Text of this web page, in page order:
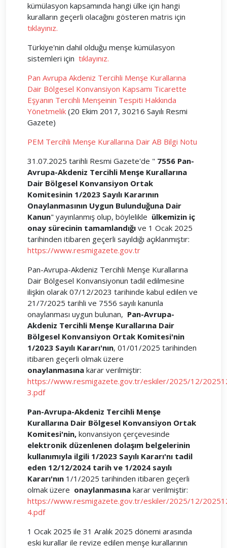
kümülasyon kapsamında hangi ülke için hangi
kuralların geçerli olacağını gösteren matris için
tıklayınız.
Türkiye'nin dahil olduğu menşe kümülasyon
sistemleri için tıklayınız.
Pan Avrupa Akdeniz Tercihli Menşe Kurallarına
Dair Bölgesel Konvansiyon Kapsamı Ticarette
Eşyanın Tercihli Menşeinin Tespiti Hakkında
Yönetmelik (20 Ekim 2017, 30216 Sayılı Resmi
Gazete)
PEM Tercihli Menşe Kurallarına Dair AB Bilgi Notu
31.07.2025 tarihli Resmi Gazete'de " 7556 Pan-
Avrupa-Akdeniz Tercihli Menşe Kurallarına
Dair Bölgesel Konvansiyon Ortak
Komitesinin 1/2023 Sayılı Kararının
Onaylanmasının Uygun Bulunduğuna Dair
Kanun" yayınlanmış olup, böylelikle ülkemizin iç
onay sürecinin tamamlandığı ve 1 Ocak 2025
tarihinden itibaren geçerli sayıldığı açıklanmıştır:
https://www.resmigazete.gov.tr
Pan-Avrupa-Akdeniz Tercihli Menşe Kurallarına
Dair Bölgesel Konvansiyonun tadil edilmesine
ilişkin olarak 07/12/2023 tarihinde kabul edilen ve
21/7/2025 tarihli ve 7556 sayılı kanunla
onaylanması uygun bulunan, Pan-Avrupa-
Akdeniz Tercihli Menşe Kurallarına Dair
Bölgesel Konvansiyon Ortak Komitesi'nin
1/2023 Sayılı Kararı'nın, 01/01/2025 tarihinden
itibaren geçerli olmak üzere
onaylanmasına karar verilmiştir:
https://www.resmigazete.gov.tr/eskiler/2025/12/
3.pdf
Pan-Avrupa-Akdeniz Tercihli Menşe
Kurallarına Dair Bölgesel Konvansiyon Ortak
Komitesi'nin, konvansiyon çerçevesinde
elektronik düzenlenen dolaşım belgelerinin
kullanımıyla ilgili 1/2023 Sayılı Kararı'nı tadil
eden 12/12/2024 tarih ve 1/2024 sayılı
Kararı'nın 1/1/2025 tarihinden itibaren geçerli
olmak üzere onaylanmasına karar verilmiştir:
https://www.resmigazete.gov.tr/eskiler/2025/12/
4.pdf
1 Ocak 2025 ile 31 Aralık 2025 dönemi arasında
eski kurallar ile revize edilen menşe kurallarının